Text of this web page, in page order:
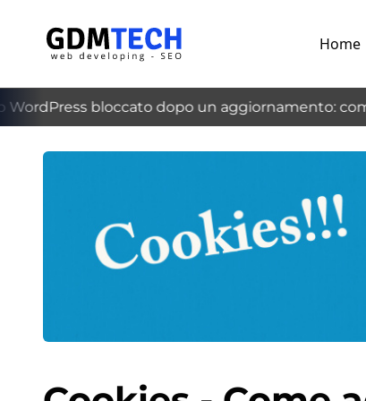
Home
bloccato dopo un aggiornamento:
‹